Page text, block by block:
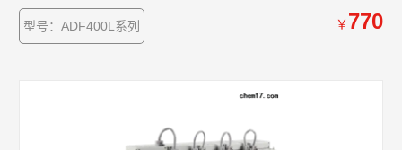
系列电能表因准确度高、集中安装、集中管理、安装灵活性高，
互不干扰等优势深受小区、学校、企业等的青睐。该系列仪表支
型号：ADF400L系列 ￥ 770